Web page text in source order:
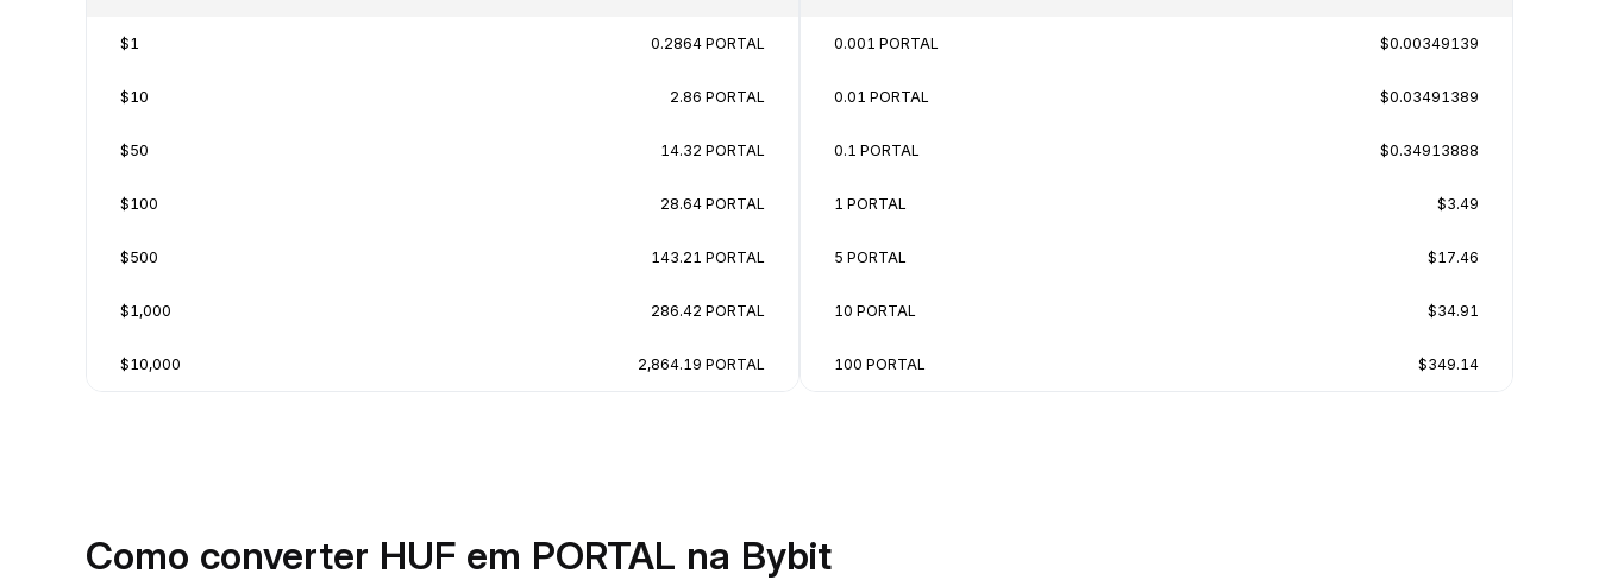
$1 0.2864 PORTAL
$10 2.86 PORTAL
$50 14.32 PORTAL
$100 28.64 PORTAL
$500 143.21 PORTAL
$1,000 286.42 PORTAL
$10,000 2,864.19 PORTAL
0.001 PORTAL $0.00349139
0.01 PORTAL $0.03491389
0.1 PORTAL $0.34913888
1 PORTAL $3.49
5 PORTAL $17.46
10 PORTAL $34.91
100 PORTAL $349.14
Como converter HUF em PORTAL na Bybit